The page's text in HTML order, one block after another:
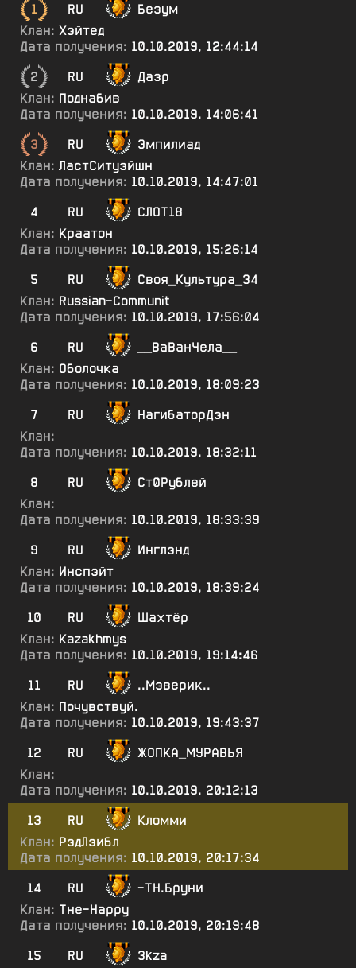
1 RU
Безум
Клан: Хэйтед
Дата получения: 10.10.2019, 12:44:14
2
RU
Дазр
Клан: Поднабив
Дата получения: 10.10.2019, 14:06:41
3
RU
Эмпилиад
Клан: ЛастСитуэйшн
Дата получения: 10.10.2019, 14:47:01
4
RU
СЛОТ18
Клан: Краатон
Дата получения: 10.10.2019, 15:26:14
5
RU
Своя_Культура_34
Клан: Russian-Communit
Дата получения: 10.10.2019, 17:56:04
6
RU
__ВаВанЧела__
Клан: Оболочка
Дата получения: 10.10.2019, 18:09:23
7
RU
НагибаторДэн
Клан:
Дата получения: 10.10.2019, 18:32:11
8
RU
Ст0Рублей
Клан:
Дата получения: 10.10.2019, 18:33:39
9
RU
Инглэнд
Клан: Инспэйт
Дата получения: 10.10.2019, 18:39:24
10
RU
Шахтёр
Клан: Kazakhmys
Дата получения: 10.10.2019, 19:14:46
11
RU
..Мэверик..
Клан: Почувствуй.
Дата получения: 10.10.2019, 19:43:37
12
RU
ЖОПКА_МУРАВЬЯ
Клан:
Дата получения: 10.10.2019, 20:12:13
13
RU
Кломми
Клан: РэдЛэйбл
Дата получения: 10.10.2019, 20:17:34
14
RU
-ТН.Бруни
Клан: Тне-Нарру
Дата получения: 10.10.2019, 20:19:48
15
RU
3kza